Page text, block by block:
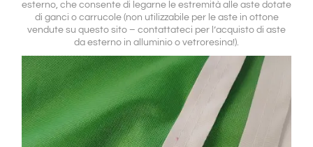
esterno, che consente di legarne le estremità alle aste dotate
di ganci o carrucole (non utilizzabile per le aste in ottone
vendute su questo sito – contattateci per l’acquisto di aste
da esterno in alluminio o vetroresina!).